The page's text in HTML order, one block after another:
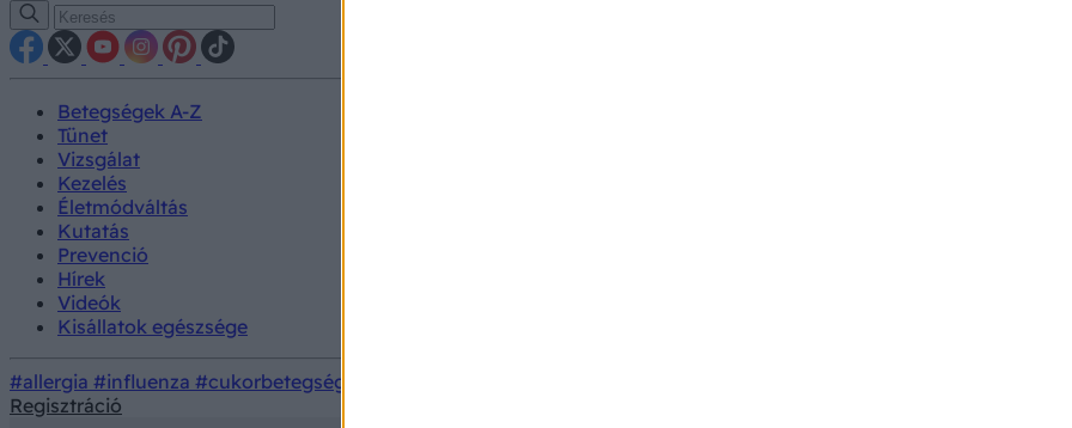
Betegségek A-Z
Tünet
Vizsgálat
Kezelés
Életmódváltás
Kutatás
Prevenció
Hírek
Videók
Kisállatok egészsége
#allergia #influenza #cukorbetegség
Regisztráció